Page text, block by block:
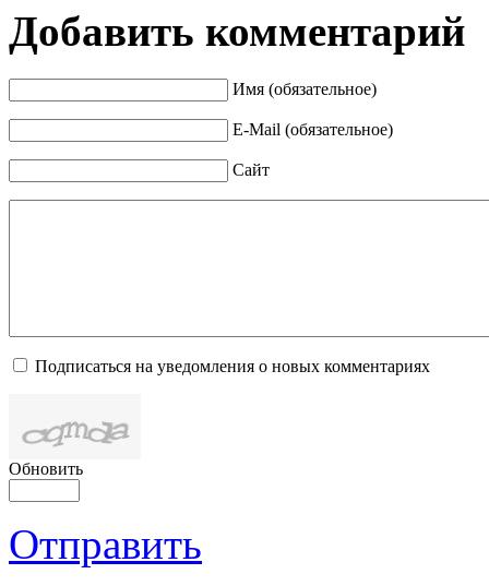
Добавить комментарий
Имя (обязательное)
E-Mail (обязательное)
Сайт
Подписаться на уведомления о новых комментариях
Обновить
Отправить